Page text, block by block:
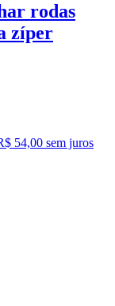
rodas
zíper
54,00 sem juros